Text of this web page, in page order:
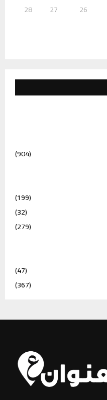
26
27
28
(904)
(199)
(32)
(279)
(47)
(367)